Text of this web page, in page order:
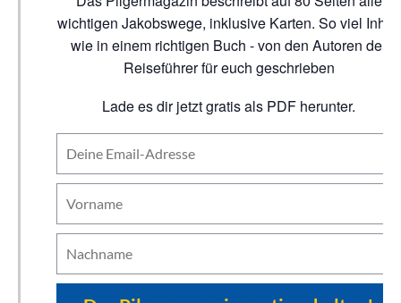
wichtigen Jakobswege, inklusive Karten. So viel Inhalt
wie in einem richtigen Buch - von den Autoren der
Reiseführer für euch geschrieben
Lade es dir jetzt gratis als PDF herunter.